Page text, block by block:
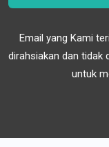
Email yang Kami
dirahsiakan dan tidak
untuk